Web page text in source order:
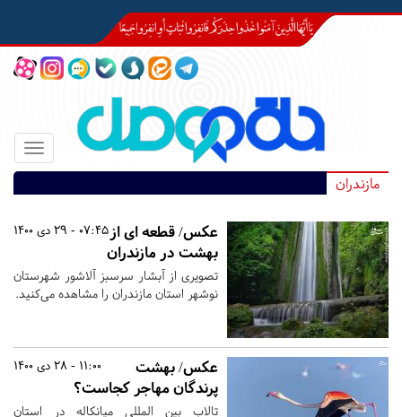
Toggle
مازندران
07:45 - 29 دی 1400 عکس/ قطعه ای از
بهشت در مازندران
تصویری از آبشار سرسبز آلاشور شهرستان
نوشهر استان مازندران را مشاهده می‌کنید.
11:00 - 28 دی 1400
عکس/ بهشت
پرندگان مهاجر کجاست؟
تالاب بین المللی میانکاله در استان